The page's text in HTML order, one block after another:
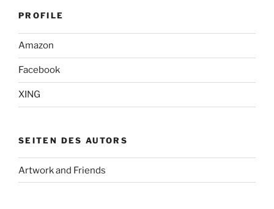
PROFILE
Amazon
Facebook
XING
SEITEN DES AUTORS
Artwork and Friends